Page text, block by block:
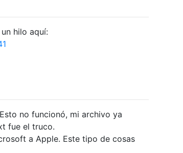
hilo aquí:
no funcionó, mi archivo ya
fue el truco.
a Apple. Este tipo de cosas